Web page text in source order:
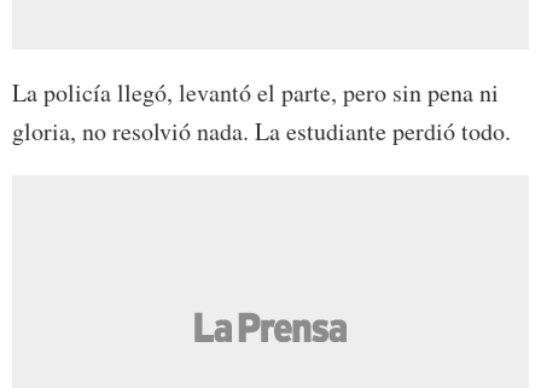
La policía llegó, levantó el parte, pero sin pena ni
gloria, no resolvió nada. La estudiante perdió todo.